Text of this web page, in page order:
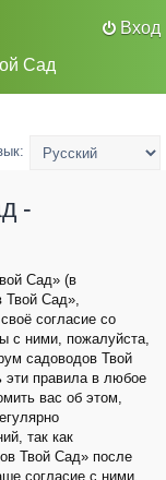
Вход
Сад
-
Сад» (в
Сад»,
согласие со
с ними, пожалуйста,
садоводов Твой
эти правила в любое
вас об этом,
так как
Твой Сад» после
согласие с ними.